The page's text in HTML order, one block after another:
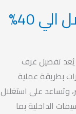
40%
تفصيل غرف
بطريقة عملية
وتساعد على استغلال
الداخلية بما